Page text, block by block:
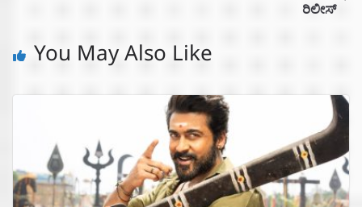
ರಿಲೀಸ್
You May Also Like